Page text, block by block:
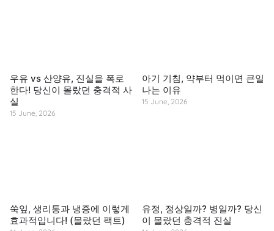
우유 vs 산양유, 진실을 폭로
한다! 당신이 몰랐던 충격적 사
실
15 June, 2026
아기 기침, 약부터 먹이면 큰일
나는 이유
15 June, 2026
쑥잎, 생리통과 냉증에 이렇게
효과적입니다! (몰랐던 팩트)
유정, 정상일까? 병일까? 당신
이 몰랐던 충격적 진실